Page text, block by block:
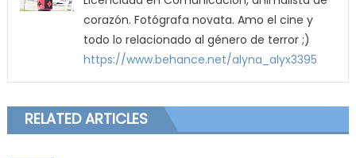
corazón. Fotógrafa novata. Amo el cine y
todo lo relacionado al género de terror ;)
https://www.behance.net/alyna_alyx3395
RELATED ARTICLES